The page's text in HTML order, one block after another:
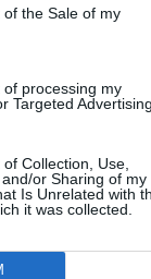
the Sale of my
processing my
Targeted Advertising.
Collection, Use,
or Sharing of my
Is Unrelated with
it was collected.